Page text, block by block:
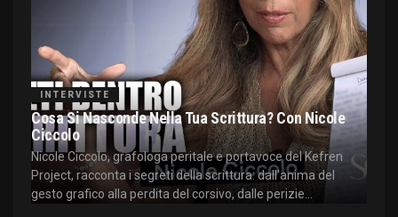
INTERVISTE
Cosa Si Nasconde Nella Tua Scrittura? Con Nicole
Ciccolo
Nicole Ciccolo, grafologa peritale e portavoce del Kefren
Project, racconta i segreti della scrittura: dall'anima del
gesto grafico alla perdita del corsivo, dalle perizie...